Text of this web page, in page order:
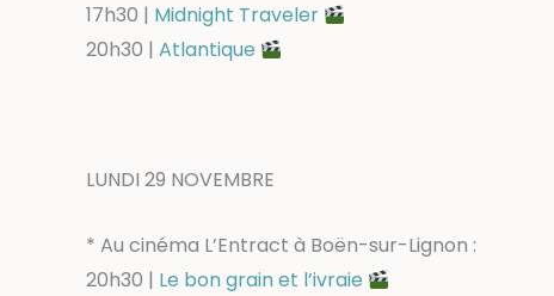
17h30 | Midnight Traveler
20h30 | Atlantique
LUNDI 29 NOVEMBRE
* Au cinéma L’Entract à Boën-sur-Lignon :
20h30 | Le bon grain et l’ivraie